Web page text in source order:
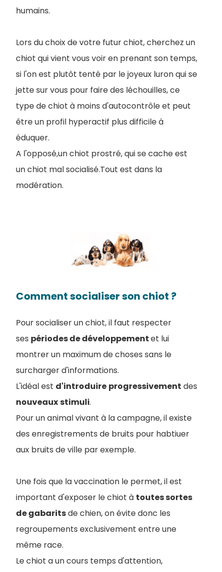
humains.
Lors du choix de votre futur chiot, cherchez un
chiot qui vient vous voir en prenant son temps,
si l'on est plutôt tenté par le joyeux luron qui se
jette sur vous pour faire des léchouilles, ce
type de chiot à moins d'autocontrôle et peut
être un profil hyperactif plus difficile à
éduquer.
A l'opposé,un chiot prostré, qui se cache est
un chiot mal socialisé.Tout est dans la
modération.
Comment socialiser son chiot ?
Pour socialiser un chiot, il faut respecter
ses périodes de développementet lui
montrer un maximum de choses sans le
surcharger d'informations.
L'idéal est d'introduire progressivement des
nouveauxstimuli.
Pour un animal vivant à la campagne, il existe
des enregistrements de bruits pour habtiuer
aux bruits de ville par exemple.
Une fois que la vaccination le permet, il est
important d'exposer le chiot à toutes sortes
de gabaritsde chien, on évite donc les
regroupements exclusivement entre une
même race.
Le chiot a un cours temps d'attention,